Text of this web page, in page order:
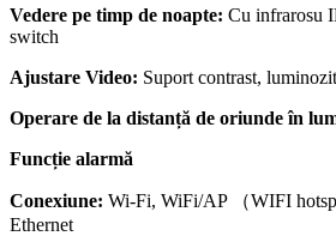
Vedere pe timp de noapte: Cu infrarosu
switch
Ajustare Video: Suport contrast,
Operare de la distanță de oriunde în
Funcție alarmă
Conexiune: Wi-Fi, WiFi/AP （WIFI
Ethernet